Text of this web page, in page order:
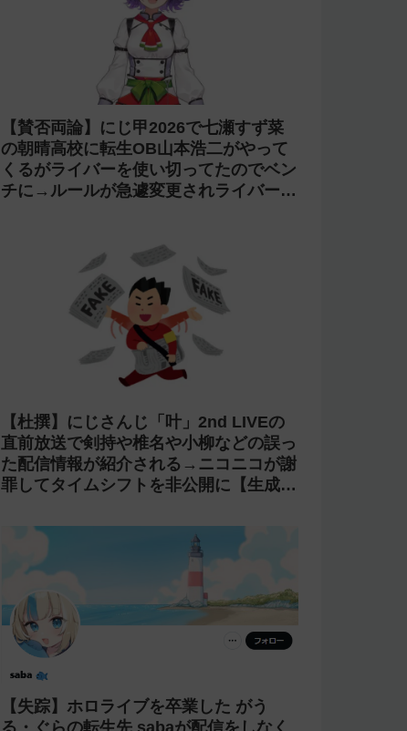
【賛否両論】にじ甲2026で七瀬すず菜
の朝晴高校に転生OB山本浩二がやって
くるがライバーを使い切ってたのでベン
チに→ルールが急遽変更されライバーの
【杜撰】にじさんじ「叶」2nd LIVEの
直前放送で剣持や椎名や小柳などの誤っ
た配信情報が紹介される→ニコニコが謝
罪してタイムシフトを非公開に【生成
【失踪】ホロライブを卒業した がう
る・ぐらの転生先 sabaが配信をしなく